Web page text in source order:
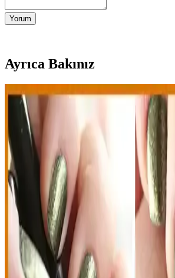
Yorum
Ayrıca Bakınız
Alix Avien Bordo Oje İncelemesi:
Detaylarıyla Şıklık
Alix Avien bordo oje, şık renk tonu ve kolay
ve özel günler için ideal. Dayanıklılığı ve
edilen bu ürün, renk uyumu ve kullanım
Bordo ve Saks Mavi Oje
Tarz ve Trend Analizi
Bordo ve saks mavi oje renklerinin özellikleri,
trend uyumu hakkında detaylı karşılaştırma.
yapmanız için rehberlik sağlar.
Sedefli Bordo Oje: Zarif ve Şık
Seçenekler ve Uygulama İpuçları